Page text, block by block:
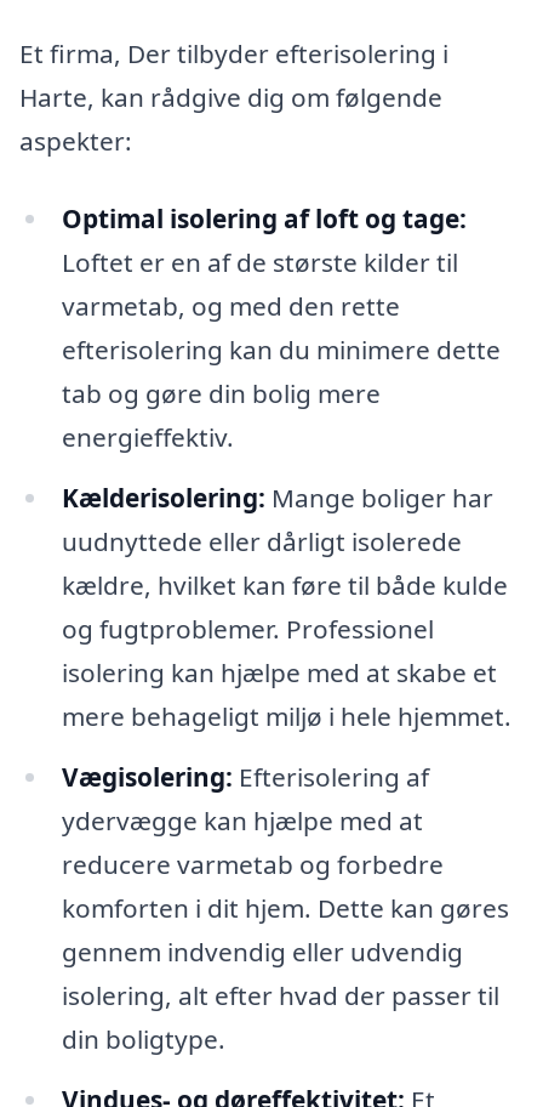
Et firma, Der tilbyder efterisolering i
Harte, kan rådgive dig om følgende
aspekter:
Optimal isolering af loft og tage:
Loftet er en af de største kilder til
varmetab, og med den rette
efterisolering kan du minimere dette
tab og gøre din bolig mere
energieffektiv.
Kælderisolering: Mange boliger har
uudnyttede eller dårligt isolerede
kældre, hvilket kan føre til både kulde
og fugtproblemer. Professionel
isolering kan hjælpe med at skabe et
mere behageligt miljø i hele hjemmet.
Vægisolering: Efterisolering af
ydervægge kan hjælpe med at
reducere varmetab og forbedre
komforten i dit hjem. Dette kan gøres
gennem indvendig eller udvendig
isolering, alt efter hvad der passer til
din boligtype.
Vindues- og døreffektivitet: Et